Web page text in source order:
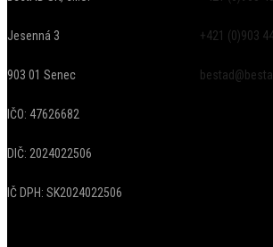
Jesenná 3
903 01 Senec
IČO: 47626682
DIČ: 2024022506
IČ DPH: SK2024022506
+421 (0)903